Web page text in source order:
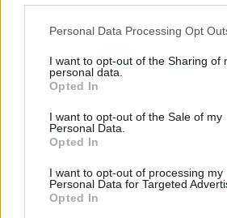
Personal Data Processing Opt
I want to opt-out of the Sharing of
personal data.
Opted In
I want to opt-out of the Sale of my
Personal Data.
Opted In
I want to opt-out of processing my
Personal Data for Targeted
Opted In
penalizza alcuni settori
accostare un danno vero (da
pericolo finto (riscaldamento
quel fruttivendolo che insinua
cesto di mele che ti vende. Nel
fruttivendolo si chiama truffa.
sarebbero, esattamente, i
sarebbero stati penalizzati da
climatico che noi potremmo
Esattamente, per favore.